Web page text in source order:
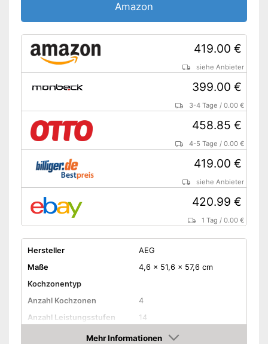
Amazon
419.00 €
siehe Anbieter
399.00 €
3-4 Tage /0.00 €
458.85 €
4-5 Tage /0.00 €
419.00 €
siehe Anbieter
420.99 €
1 Tag /0.00 €
Hersteller
AEG
Maße
4,6 x 51,6 x 57,6 cm
Kochzonentyp
Anzahl Kochzonen
4
Anzahl Leistungsstufen
14
Mehr Informationen